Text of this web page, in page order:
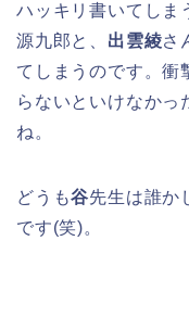
ハッキリ書いてしま
源九郎と、 出雲綾さ
てしまうのです。衝
らないといけなかっ
ね。
どうも谷先生は誰か
です(笑)。